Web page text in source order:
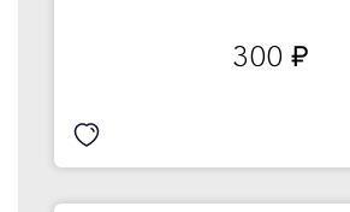
300 руб.